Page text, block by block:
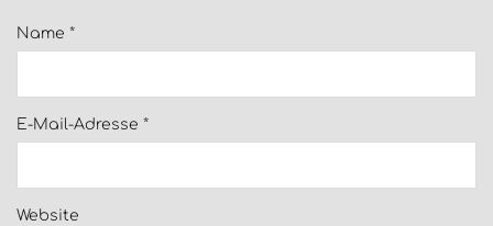
Name *
E-Mail-Adresse *
Website